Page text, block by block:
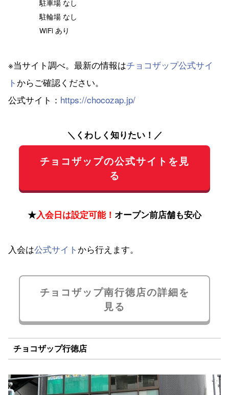
駐車場 なし
駐輪場 なし
WiFi あり
※当サイト調べ。最新の情報はチョコザップ公式サイ
ト からご確認ください。
公式サイト： https://chocozap.jp/
＼くわしく知りたい！／
チョコザップの公式サイトを見
る
★入会日は設定可能！ オープン前店舗も安心
入会は公式サイト から行えます。
チョコザップ南行徳店の詳細を
見る
チョコザップ行徳店